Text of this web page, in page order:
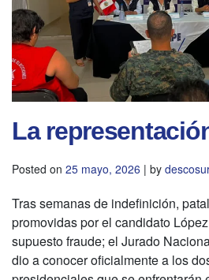
La
Posted on 25 mayo, 2026 | by
Tras semanas de indefinición,
promovidas por el candidato
supuesto fraude; el Jurado
dio a conocer oficialmente a los